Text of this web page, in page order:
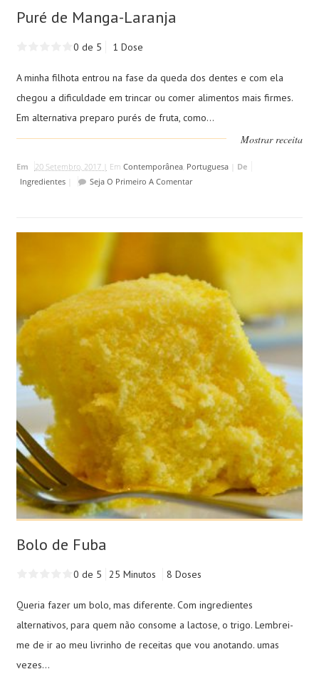
Puré de Manga-Laranja
0 de 5 1 Dose
A minha filhota entrou na fase da queda dos dentes e com ela
chegou a dificuldade em trincar ou comer alimentos mais firmes.
Em alternativa preparo purés de fruta, como...
Mostrar receita
Em 20 Setembro, 2017 | Em Contemporânea, Portuguesa| De
Ingredientes| Seja O Primeiro A Comentar
Bolo de Fuba
0 de 5 25 Minutos 8 Doses
Queria fazer um bolo, mas diferente. Com ingredientes
alternativos, para quem não consome a lactose, o trigo. Lembrei-
me de ir ao meu livrinho de receitas que vou anotando. umas
vezes...